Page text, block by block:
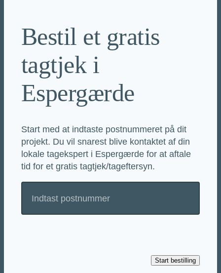
Bestil et gratis
tagtjek i
Espergærde
Start med at indtaste postnummeret på dit
projekt. Du vil snarest blive kontaktet af din
lokale tagekspert i Espergærde for at aftale
tid for et gratis tagtjek/tageftersyn.